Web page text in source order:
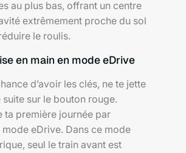
au plus bas, offrant un centre
extrêmement proche du sol
le roulis.
en main en mode eDrive
d’avoir les clés, ne te jette
suite sur le bouton rouge.
ta première journée par
eDrive. Dans ce mode
seul le train avant est